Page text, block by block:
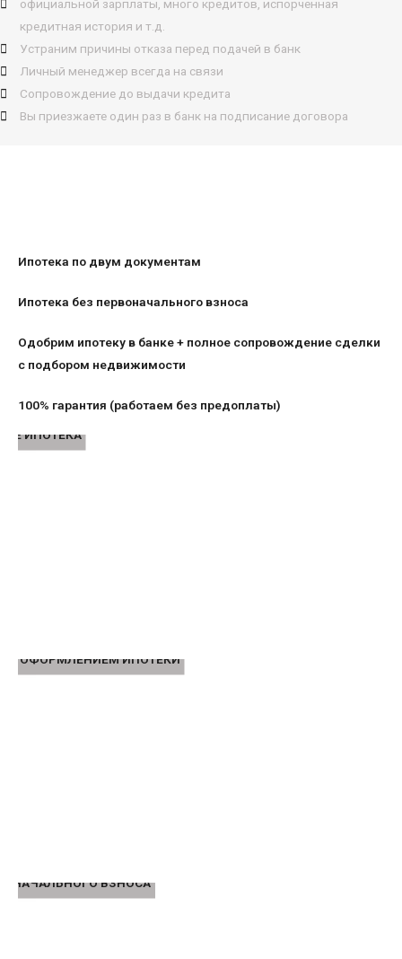
официальной зарплаты, много кредитов, испорченная
кредитная история и т.д.
Устраним причины отказа перед подачей в банк
Личный менеджер всегда на связи
Сопровождение до выдачи кредита
Вы приезжаете один раз в банк на подписание договора
Ипотека по двум документам
Ипотека без первоначального взноса
Одобрим ипотеку в банке + полное сопровождение сделки
с подбором недвижимости
100% гарантия (работаем без предоплаты)
ИПОТЕКА
ОФОРМЛЕНИЕМ ИПОТЕКИ
ВЗНОСА